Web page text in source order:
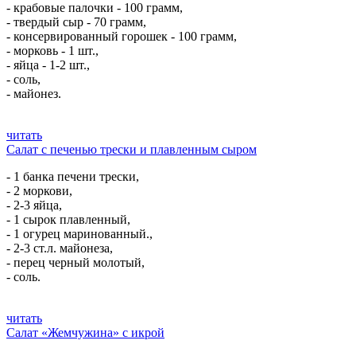
- крабовые палочки - 100 грамм,
- твердый сыр - 70 грамм,
- консервированный горошек - 100 грамм,
- морковь - 1 шт.,
- яйца - 1-2 шт.,
- соль,
- майонез.
читать
Салат с печенью трески и плавленным сыром
- 1 банка печени трески,
- 2 моркови,
- 2-3 яйца,
- 1 сырок плавленный,
- 1 огурец маринованный.,
- 2-3 ст.л. майонеза,
- перец черный молотый,
- соль.
читать
Салат «Жемчужина» с икрой